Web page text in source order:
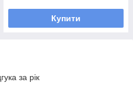
Купити
за рік